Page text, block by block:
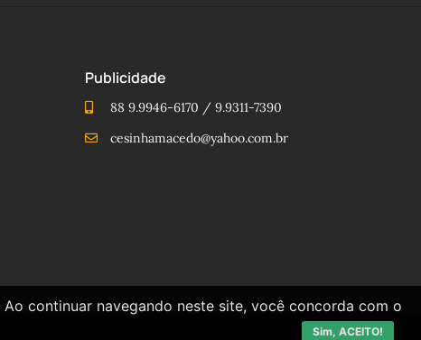
Publicidade
88 9.9946-6170 / 9.9311-7390
cesinhamacedo@yahoo.com.br
continuar navegando neste site, você concorda com o
Sim, ACEITO!